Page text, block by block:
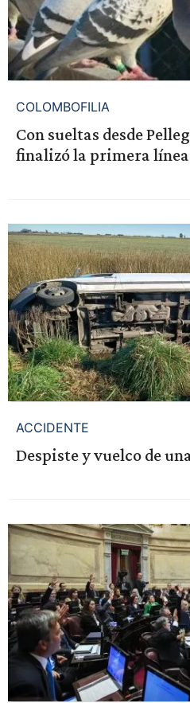
COLOMBOFILIA
Con sueltas desde
finalizó la primera línea
ACCIDENTE
Despiste y vuelco de